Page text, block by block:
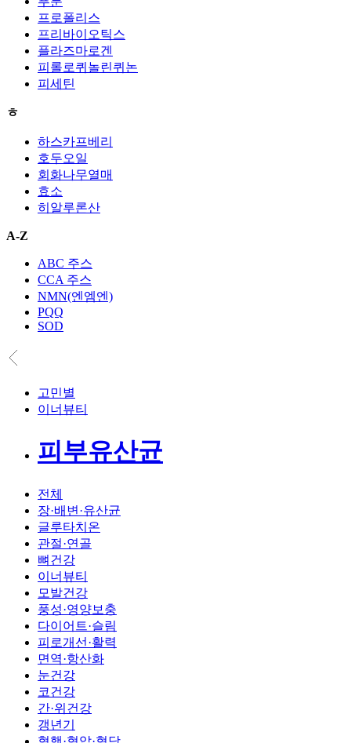
프로폴리스
프리바이오틱스
플라즈마로겐
피롤로퀴놀린퀴논
피세틴
ㅎ
하스카프베리
호두오일
회화나무열매
효소
히알루론산
A-Z
ABC 주스
CCA 주스
NMN(엔엠엔)
PQQ
SOD
고민별
이너뷰티
피부유산균
전체
장·배변·유산균
글루타치온
관절·연골
뼈건강
이너뷰티
모발건강
풍성·영양보충
다이어트·슬림
피로개선·활력
면역·항산화
눈건강
코건강
간·위건강
갱년기